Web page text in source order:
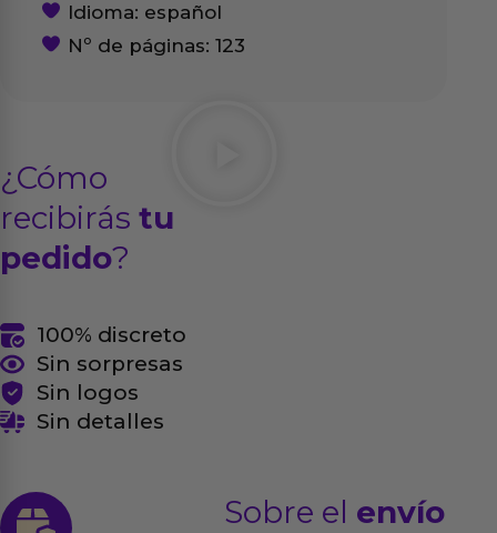
Idioma: español
Nº de páginas: 123
¿Cómo
recibirás tu
pedido?
100% discreto
Sin sorpresas
Sin logos
Sin detalles
Sobre el envío